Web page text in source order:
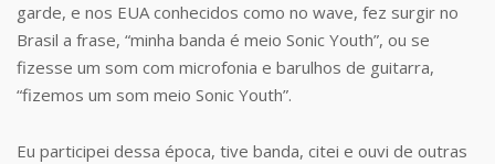
garde, e nos EUA conhecidos como no wave, fez surgir no
Brasil a frase, “minha banda é meio Sonic Youth”, ou se
fizesse um som com microfonia e barulhos de guitarra,
“fizemos um som meio Sonic Youth”.
Eu participei dessa época, tive banda, citei e ouvi de outras